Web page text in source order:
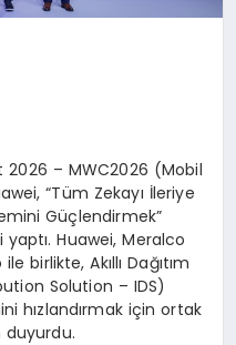
2026 – MWC2026 (Mobil
“Tüm Zekayı İleriye
Güçlendirmek”
Huawei, Meralco
birlikte, Akıllı Dağıtım
Solution – IDS)
hızlandırmak için ortak